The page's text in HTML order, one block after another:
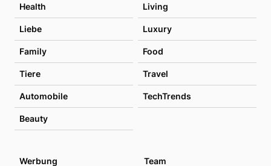
Health Living
Liebe Luxury
Family Food
Tiere Travel
Automobile TechTrends
Beauty
Werbung Team